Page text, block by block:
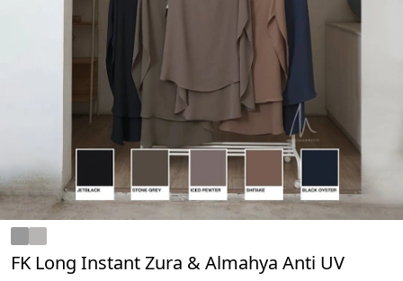
FK Long Instant Zura & Almahya Anti UV